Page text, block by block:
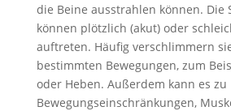
die Beine ausstrahlen können. Die
können plötzlich (akut) oder
auftreten. Häufig verschlimmern
bestimmten Bewegungen, zum
oder Heben. Außerdem kann es zu
Bewegungseinschränkungen,